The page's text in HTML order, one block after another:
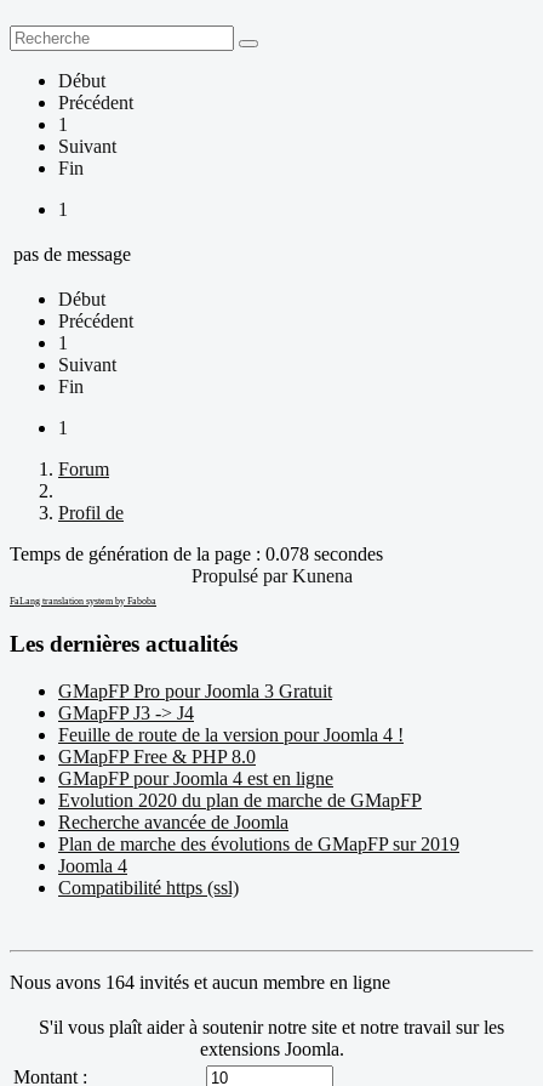
Début
Précédent
1
Suivant
Fin
1
pas de message
Début
Précédent
1
Suivant
Fin
1
Forum
Profil de
Temps de génération de la page : 0.078 secondes
Propulsé parKunena
FaLang translation system by Faboba
Les dernières actualités
GMapFP Pro pour Joomla 3 Gratuit
GMapFP J3 -> J4
Feuille de route de la version pour Joomla 4 !
GMapFP Free & PHP 8.0
GMapFP pour Joomla 4 est en ligne
Evolution 2020 du plan de marche de GMapFP
Recherche avancée de Joomla
Plan de marche des évolutions de GMapFP sur 2019
Joomla 4
Compatibilité https (ssl)
Nous avons 164 invités et aucun membre en ligne
S'il vous plaît aider à soutenir notre site et notre travail sur les
extensions Joomla.
Montant :